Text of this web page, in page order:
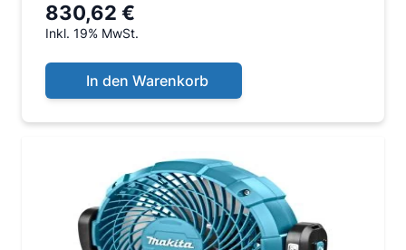
830,62 €
Inkl. 19% MwSt.
In den Warenkorb